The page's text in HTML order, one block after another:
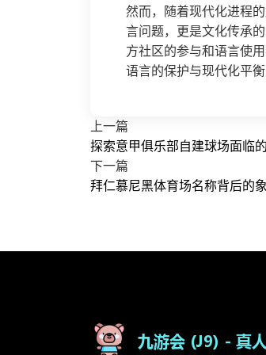
然而，随着现代化进程
言问题，更是文化传承
方社区的参与和语言使
语言的保护与现代化平
上一篇
探索意甲俱乐部自建球场面临
下一篇
拜仁慕尼黑体育场名称背后的